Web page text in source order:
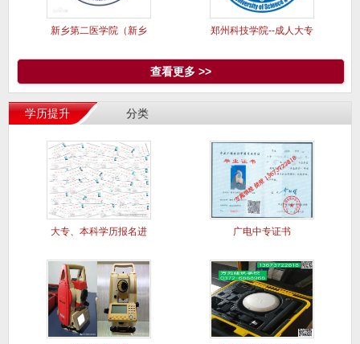
新乡第二医学院（新乡 郑州科技学院--成人大专
查看更多 >>
学历提升 分类
大专、本科学历报名进 广电中专证书